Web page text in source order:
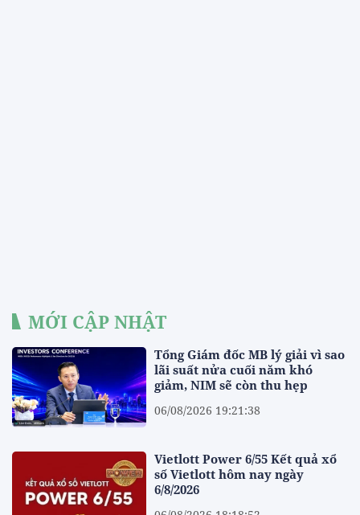
MỚI CẬP NHẬT
Tổng Giám đốc MB lý giải vì sao
lãi suất nửa cuối năm khó
giảm, NIM sẽ còn thu hẹp
06/08/2026 19:21:38
Vietlott Power 6/55 Kết quả xổ
số Vietlott hôm nay ngày
6/8/2026